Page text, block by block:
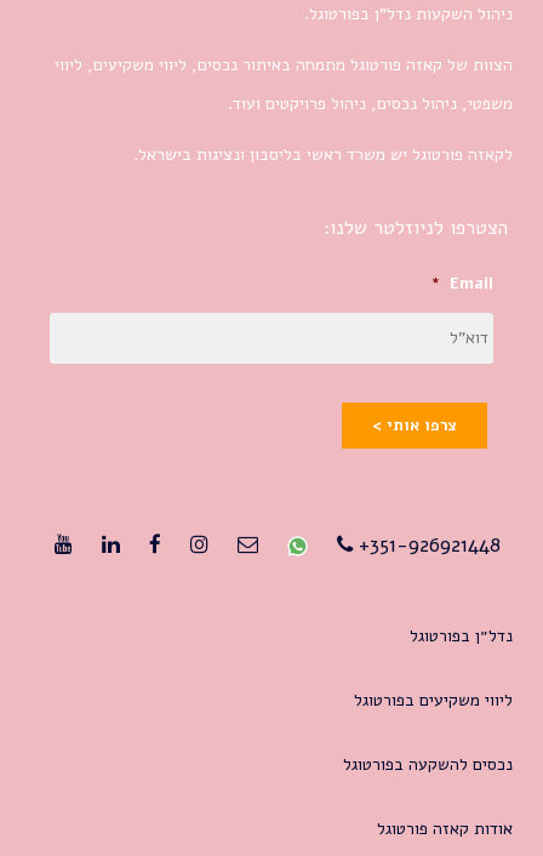
ניהול השקעות נדל”ן בפורטוגל.
הצוות של קאזה פורטוגל מתמחה באיתור נכסים, ליווי משקיעים, ליווי
משפטי, ניהול נכסים, ניהול פרויקטים ועוד.
לקאזה פורטוגל יש משרד ראשי בליסבון ונציגות בישראל.
הצטרפו לניוזלטר שלנו:
Email
*
צרפו אותי >
351-926921448+
נדל״ן בפורטוגל
ליווי משקיעים בפורטוגל
נכסים להשקעה בפורטוגל
אודות קאזה פורטוגל